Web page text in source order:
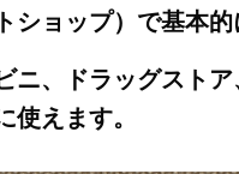
ショップ）で基本的
ニ、ドラッグスト
えます。